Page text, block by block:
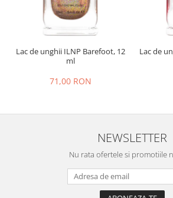
Lac de unghii ILNP Barefoot, 12
ml
71,00 RON
Lac de
NEWSLETTER
Nu rata ofertele si promotiile